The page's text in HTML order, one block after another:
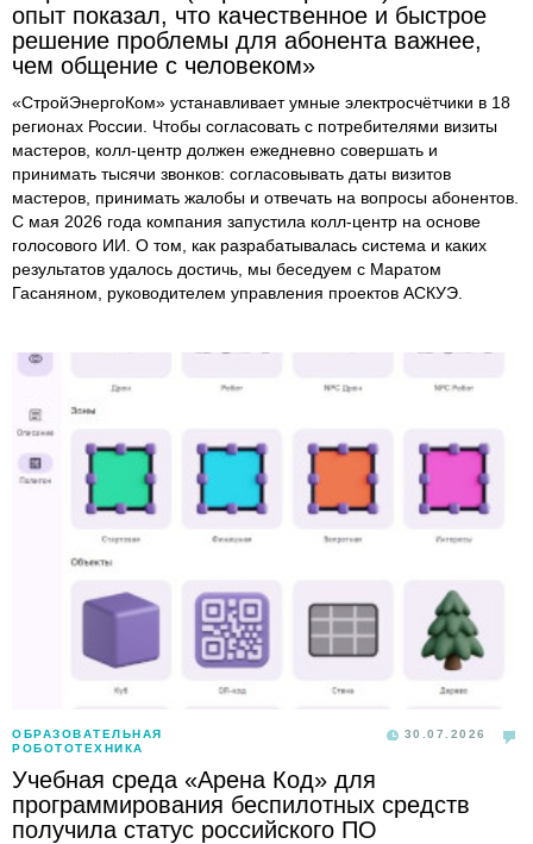
опыт показал, что качественное и быстрое
решение проблемы для абонента важнее,
чем общение с человеком»
«СтройЭнергоКом» устанавливает умные электросчётчики в 18
регионах России. Чтобы согласовать с потребителями визиты
мастеров, колл-центр должен ежедневно совершать и
принимать тысячи звонков: согласовывать даты визитов
мастеров, принимать жалобы и отвечать на вопросы абонентов.
С мая 2026 года компания запустила колл-центр на основе
голосового ИИ. О том, как разрабатывалась система и каких
результатов удалось достичь, мы беседуем с Маратом
Гасаняном, руководителем управления проектов АСКУЭ.
ОБРАЗОВАТЕЛЬНАЯ
РОБОТОТЕХНИКА
30.07.2026
Учебная среда «Арена Код» для
программирования беспилотных средств
получила статус российского ПО